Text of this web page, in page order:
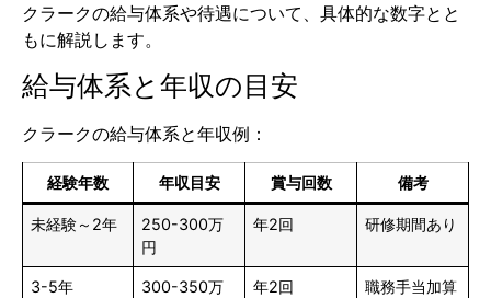
クラークの給与体系や待遇について、具体的な数字とと
もに解説します。
給与体系と年収の目安
クラークの給与体系と年収例：
経験年数 年収目安 賞与回数 備考
未経験～2年
250-300万
円
年2回 研修期間あり
3-5年
300-350万
年2回 職務手当加算